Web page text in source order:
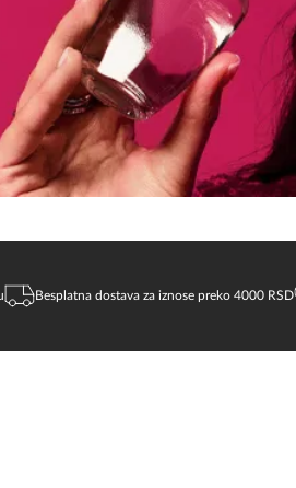
Besplatna dostava za iznose preko 4000 RSD